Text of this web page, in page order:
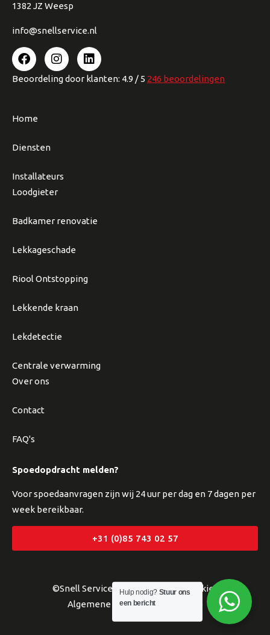
1382 JZ Weesp
info@snellservice.nl
Beoordelingdoor klanten: 4.9 / 5 246 beoordelingen
Home
Diensten
Installateurs
Loodgieter
Badkamer renovatie
Lekkageschade
Riool Ontstopping
Lekkende kraan
Lekdetectie
Centrale verwarming
Over ons
Contact
FAQ's
Spoedopdracht melden?
Voor spoedaanvragen zijn wij 24 uur per dag en 7 dagen per
week bereikbaar.
+31 (0)85 743 02 57
©Snell Service PrivacyverklaringCookies
Algemene voorwaarden
Hulp nodig? Stuur ons
een bericht